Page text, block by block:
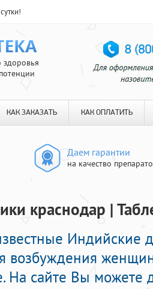
здоровья
КАК ЗАКАЗАТЬ КАК ОПЛАТИТЬ
Даем гарантии
на качество
краснодар |
Индийские
возбуждения
На сайте Вы можете